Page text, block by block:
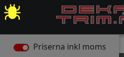
Priserna inkl moms